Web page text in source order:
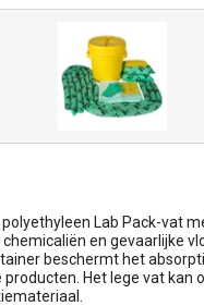
Lab Pack-vat
en gevaarlijke
beschermt het
Het lege vat kan